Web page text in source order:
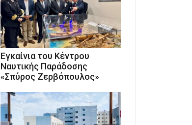
Εγκαίνια του Κέντρου
Ναυτικής Παράδοσης
«Σπύρος Ζερβόπουλος»